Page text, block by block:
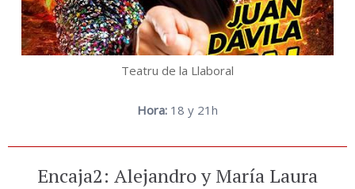
Teatru de la Llaboral
Hora: 18 y 21h
Encaja2: Alejandro y María Laura